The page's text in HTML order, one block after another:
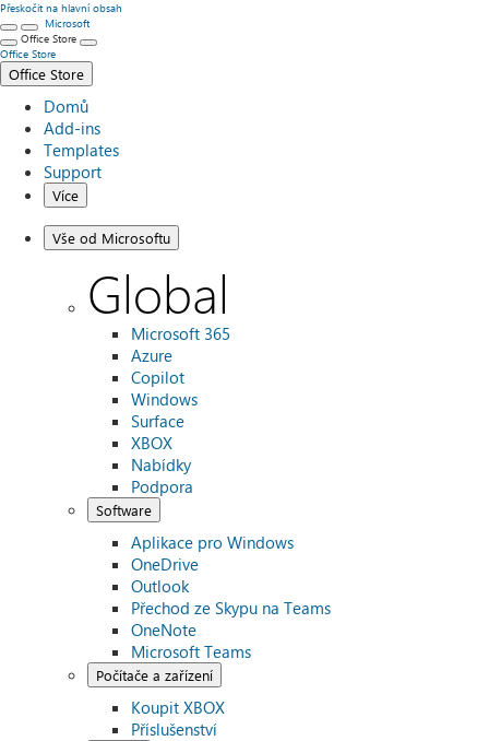
Přeskočit na hlavní obsah
Microsoft
Office Store
Office Store
Office Store
Domů
Add-ins
Templates
Support
Více
Vše od Microsoftu
Global
Microsoft 365
Azure
Copilot
Windows
Surface
XBOX
Nabídky
Podpora
Software
Aplikace pro Windows
OneDrive
Outlook
Přechod ze Skypu na Teams
OneNote
Microsoft Teams
Počítače a zařízení
Koupit XBOX
Příslušenství